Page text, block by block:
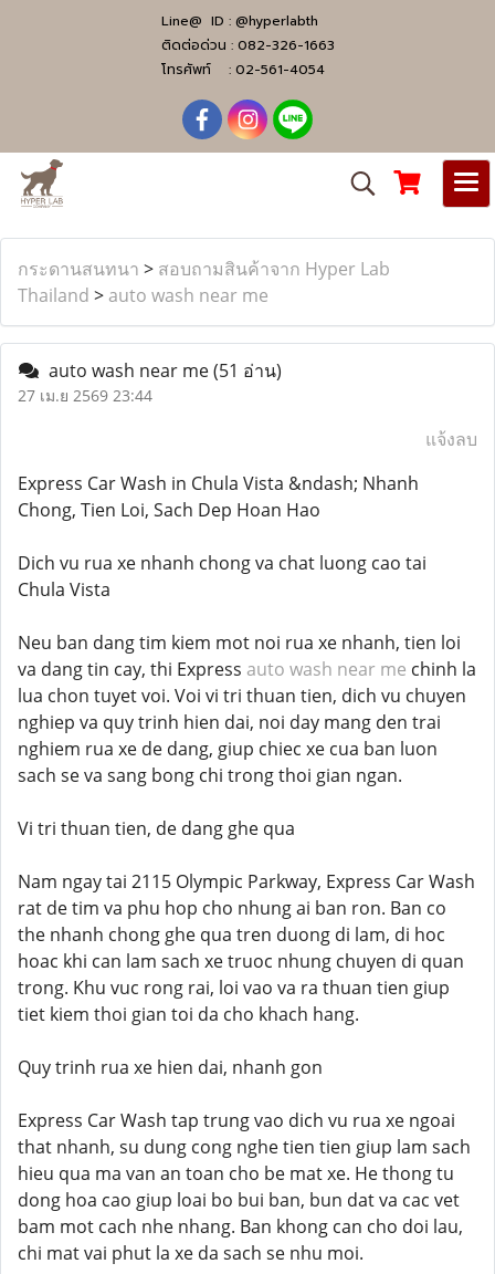
Line@ ID : @hyperlabth
ติดต่อด่วน : 082-326-1663
โทรศัพท์ : 02-561-4054
กระดานสนทนา > สอบถามสินค้าจาก Hyper Lab
Thailand > auto wash near me
auto wash near me(51 อ่าน)
27 เม.ย 2569 23:44
แจ้งลบ
Express Car Wash in Chula Vista &ndash; Nhanh
Chong, Tien Loi, Sach Dep Hoan Hao
Dich vu rua xe nhanh chong va chat luong cao tai
Chula Vista
Neu ban dang tim kiem mot noi rua xe nhanh, tien loi
va dang tin cay, thi Express auto wash near me chinh la
lua chon tuyet voi. Voi vi tri thuan tien, dich vu chuyen
nghiep va quy trinh hien dai, noi day mang den trai
nghiem rua xe de dang, giup chiec xe cua ban luon
sach se va sang bong chi trong thoi gian ngan.
Vi tri thuan tien, de dang ghe qua
Nam ngay tai 2115 Olympic Parkway, Express Car Wash
rat de tim va phu hop cho nhung ai ban ron. Ban co
the nhanh chong ghe qua tren duong di lam, di hoc
hoac khi can lam sach xe truoc nhung chuyen di quan
trong. Khu vuc rong rai, loi vao va ra thuan tien giup
tiet kiem thoi gian toi da cho khach hang.
Quy trinh rua xe hien dai, nhanh gon
Express Car Wash tap trung vao dich vu rua xe ngoai
that nhanh, su dung cong nghe tien tien giup lam sach
hieu qua ma van an toan cho be mat xe. He thong tu
dong hoa cao giup loai bo bui ban, bun dat va cac vet
bam mot cach nhe nhang. Ban khong can cho doi lau,
chi mat vai phut la xe da sach se nhu moi.